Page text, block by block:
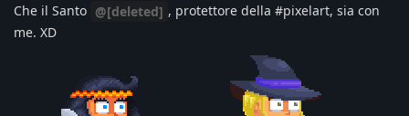
Che il Santo @[deleted] , protettore della #pixelart, sia con
me. XD